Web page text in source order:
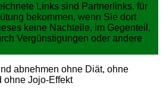
Links sind Partnerlinks, für
bekommen, wenn Sie dort
keine Nachteile, im Gegenteil,
Vergünstigungen oder andere
abnehmen ohne Diät, ohne
ohne Jojo-Effekt